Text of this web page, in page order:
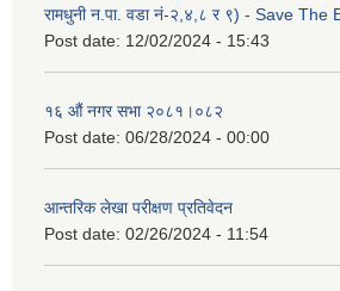
रामधुनी न.पा. वडा नं-२,४,८ र ९) - Save The
Post date: 12/02/2024 - 15:43
१६ औं नगर सभा २०८१।०८२
Post date: 06/28/2024 - 00:00
आन्तरिक लेखा परीक्षण प्रतिवेदन
Post date: 02/26/2024 - 11:54